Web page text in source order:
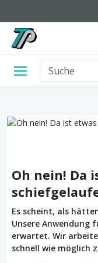
Oh nein! Da
Es scheint, als
Unsere
erwartet. Wir
schnell wie möglich